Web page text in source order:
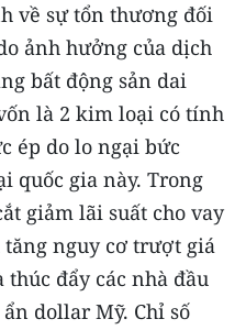
về sự tổn thương đối
ảnh hưởng của dịch
bất động sản dai
là 2 kim loại có tính
ép do lo ngại bức
quốc gia này. Trong
giảm lãi suất cho vay
nguy cơ trượt giá
thúc đẩy các nhà đầu
dollar Mỹ. Chỉ số